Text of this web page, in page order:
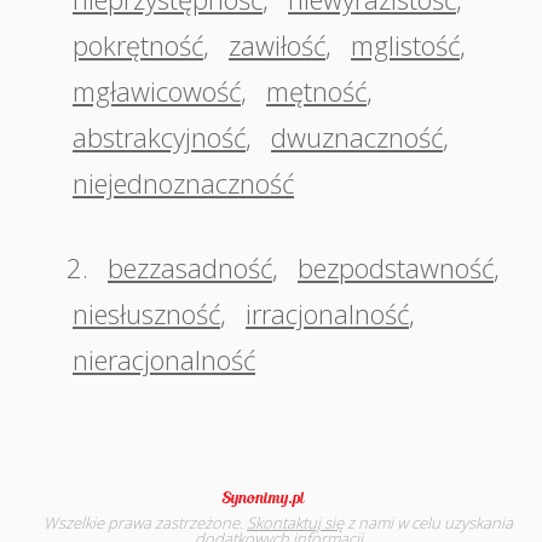
pokrętność, zawiłość, mglistość,
mgławicowość, mętność,
abstrakcyjność, dwuznaczność,
niejednoznaczność
2. bezzasadność, bezpodstawność,
niesłuszność, irracjonalność,
nieracjonalność
Wszelkie prawa zastrzeżone. Skontaktuj sięz nami w celu uzyskania